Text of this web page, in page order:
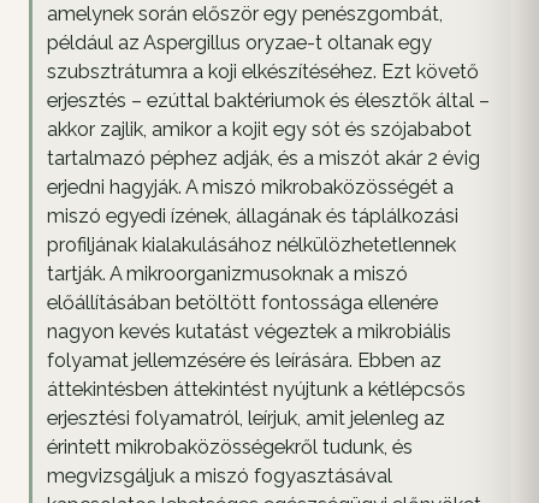
amelynek során először egy penészgombát,
például az Aspergillus oryzae-t oltanak egy
szubsztrátumra a koji elkészítéséhez. Ezt követő
erjesztés – ezúttal baktériumok és élesztők által –
akkor zajlik, amikor a kojit egy sót és szójababot
tartalmazó péphez adják, és a miszót akár 2 évig
erjedni hagyják. A miszó mikrobaközösségét a
miszó egyedi ízének, állagának és táplálkozási
profiljának kialakulásához nélkülözhetetlennek
tartják. A mikroorganizmusoknak a miszó
előállításában betöltött fontossága ellenére
nagyon kevés kutatást végeztek a mikrobiális
folyamat jellemzésére és leírására. Ebben az
áttekintésben áttekintést nyújtunk a kétlépcsős
erjesztési folyamatról, leírjuk, amit jelenleg az
érintett mikrobaközösségekről tudunk, és
megvizsgáljuk a miszó fogyasztásával